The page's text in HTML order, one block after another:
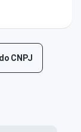
CNPJ